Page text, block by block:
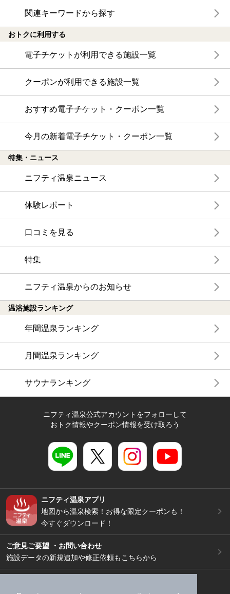
関連キーワードから探す
おトクに利用する
電子チケットが利用できる施設一覧
クーポンが利用できる施設一覧
おすすめ電子チケット・クーポン一覧
今月の新着電子チケット・クーポン一覧
特集・ニュース
ニフティ温泉ニュース
体験レポート
口コミを見る
特集
ニフティ温泉からのお知らせ
温浴施設ランキング
年間温泉ランキング
月間温泉ランキング
サウナランキング
ニフティ温泉公式アカウントをフォローして
おトク情報やクーポン情報を受け取ろう
ニフティ温泉アプリ
地図から温泉検索！お得な限定クーポンも！
今すぐダウンロード！
ご意見ご要望 ・お問い合わせ
施設データの新規追加や修正依頼もこちらから